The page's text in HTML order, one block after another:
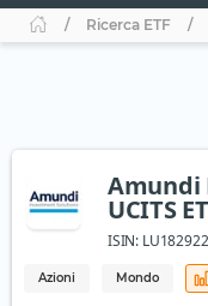
Ricerca ETF
Amundi
UCITS
ISIN:
Azioni Mondo